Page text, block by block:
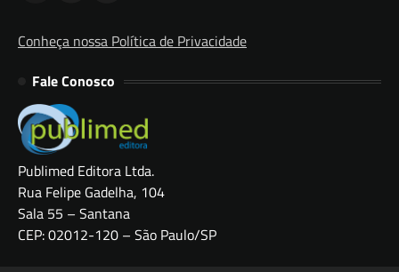
Conheça nossa Política de Privacidade
Fale Conosco
Publimed Editora Ltda.
Rua Felipe Gadelha, 104
Sala 55 – Santana
CEP: 02012-120 – São Paulo/SP